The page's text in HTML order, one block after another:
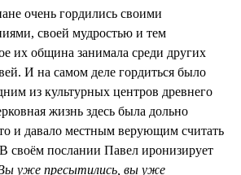
очень гордились своими
своей мудростью и тем
их община занимала среди других
И на самом деле гордиться было
из культурных центров древнего
жизнь здесь была дольно
и давало местным верующим считать
своём послании Павел иронизирует
уже пресытились, вы уже